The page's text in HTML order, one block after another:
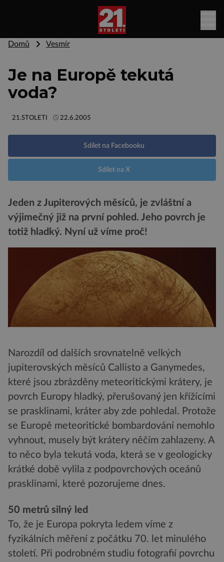
Domů Vesmír
Je na Europě tekutá
voda?
21.STOLETI 22.6.2005
Sdílet na Facebooku
Sdílet na X
Jeden z Jupiterových měsíců, je zvláštní a
výjimečný již na první pohled. Jeho povrch je
totiž hladký. Nyní už víme proč!
Narozdíl od dalších srovnatelně velkých
jupiterovských měsíců Callisto a Ganymedes,
které jsou zbrázděny meteoritickými krátery, je
povrch Europy hladký, přerušovaný jen křížícími
se prasklinami, kráter aby zde pohledal. Protože
se Europě meteoritické bombardování nemohlo
vyhnout, musely být krátery něčím zahlazeny. A
to něco byla tekutá voda, která se v geologicky
krátké době vylila z podpovrchových oceánů
prasklinami, které pozorujeme dnes.
50 metrů silný led
To, že je Europa pokryta ledem víme z
fyzikálních měření z počátku 70. let minulého
století. Při podrobném studiu fotografií povrchu